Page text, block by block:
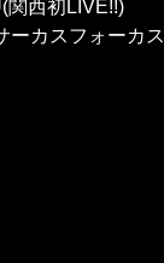
関西初LIVE!!)
ーカスフォーカス